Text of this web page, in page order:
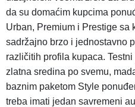
da su domaćim kupcima
Urban, Premium i Prestige sa
sadržajno brzo i jednostavno
različitih profila kupaca.
zlatna sredina po svemu,
baznim paketom Style
treba imati jedan savremeni